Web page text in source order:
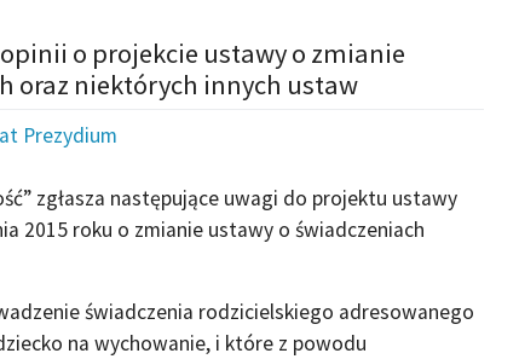
o projekcie ustawy o zmianie
oraz niektórych innych ustaw
Prezydium
zgłasza następujące uwagi do projektu ustawy
2015 roku o zmianie ustawy o świadczeniach
świadczenia rodzicielskiego adresowanego
na wychowanie, i które z powodu